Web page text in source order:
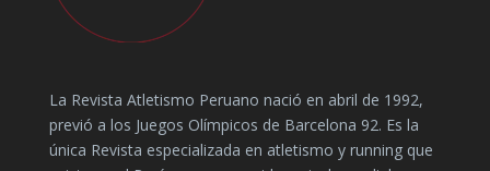
La Revista Atletismo Peruano nació en abril de 1992,
previó a los Juegos Olímpicos de Barcelona 92. Es la
única Revista especializada en atletismo y running que